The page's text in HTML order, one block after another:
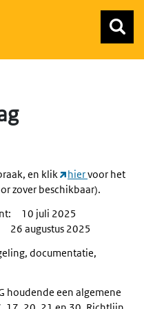
en klik hiervoor het
zover beschikbaar).
10 juli 2025
augustus 2025
documentatie,
houdende een algemene